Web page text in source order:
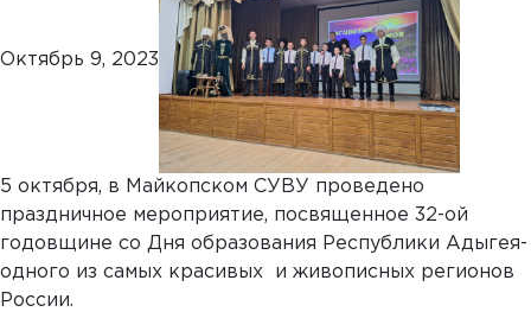
Октябрь 9, 2023
5 октября, в Майкопском СУВУ проведено
праздничное мероприятие, посвященное 32-ой
годовщине со Дня образования Республики Адыгея-
одного из самых красивых и живописных регионов
России.